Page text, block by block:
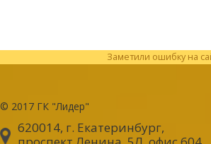
Заметили ошибку на
© 2017 ГК "Лидер"
620014, г. Екатеринбург,